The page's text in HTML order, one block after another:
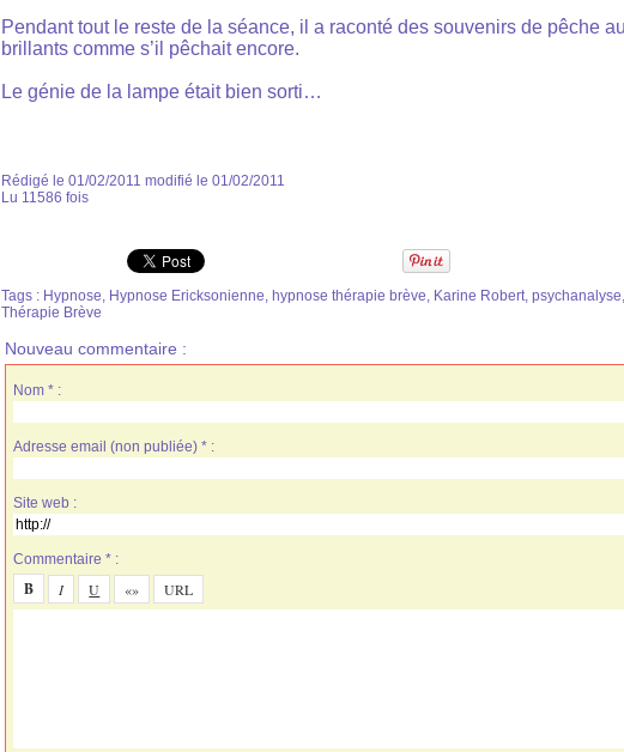
Pendant tout le reste de la séance, il a raconté des souvenirs de pêche
brillants comme s’il pêchait encore.
Le génie de la lampe était bien sorti…
Rédigé le 01/02/2011 modifié le 01/02/2011
Lu 11586 fois
Tags : Hypnose, Hypnose Ericksonienne, hypnose thérapie brève, Karine Robert, psychanalyse,
Thérapie Brève
Nouveau commentaire :
Nom * :
Adresse email (non publiée) * :
Site web :
Commentaire * :